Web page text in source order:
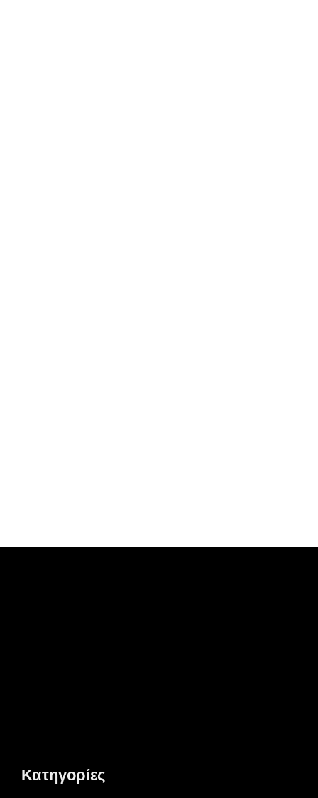
Κατηγορίες